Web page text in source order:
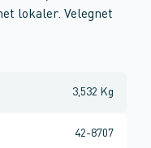
lokaler. Velegnet
3,532 Kg
42-8707